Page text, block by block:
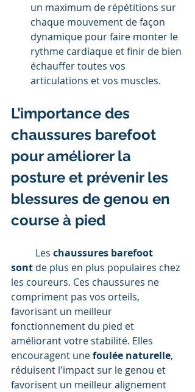
un maximum de répétitions sur
chaque mouvement de façon
dynamique pour faire monter le
rythme cardiaque et finir de bien
échauffer toutes vos
articulations et vos muscles.
L’importance des
chaussures barefoot
pour améliorer la
posture et prévenir les
blessures de genou en
course à pied
	Les
chaussures barefoot
sont de plus en plus populaires chez
les coureurs. Ces chaussures ne
compriment pas vos orteils,
favorisant un meilleur
fonctionnement du pied et
améliorant votre stabilité. Elles
encouragent une foulée naturelle,
réduisent l'impact sur le genou et
favorisent un meilleur alignement